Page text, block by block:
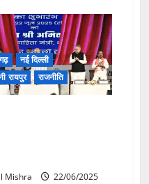
राज्य
गौ
आयोग
के
पूर्व
अध्यक्ष
ने
पंडित
नई दिल्ली
रायपुर
राजनीति
Mishra
22/06/2025